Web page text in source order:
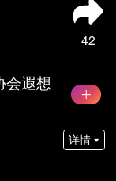
42
会遐想
详情